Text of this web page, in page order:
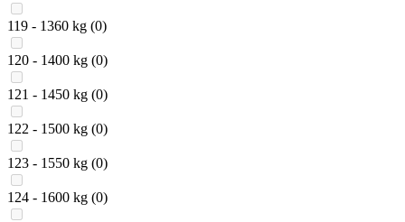
119 - 1360 kg (0)
120 - 1400 kg (0)
121 - 1450 kg (0)
122 - 1500 kg (0)
123 - 1550 kg (0)
124 - 1600 kg (0)